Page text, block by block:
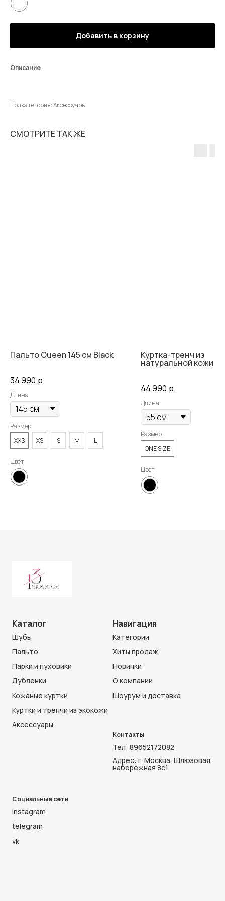
Добавить в корзину
Описание
Подкатегория: Аксессуары
СМОТРИТЕ ТАК ЖЕ
Пальто Queen 145 см Black
34 990 р.
Длина
Размер
XXS
XS S M L
Цвет
Куртка-тренч из
натуральной кожи с
44 990 р.
Длина
Размер
ONE SIZE
Цвет
Каталог
Шубы
Пальто
Парки и пуховики
Дубленки
Кожаные куртки
Куртки и тренчи из экокожи
Аксессуары
Навигация
Категории
Хиты продаж
Новинки
О компании
Шоурум и доставка
Контакты
Тел: 89652172082
Адрес: г. Москва, Шлюзовая
набережная 8с1
Социальные сети
instagram
telegram
vk